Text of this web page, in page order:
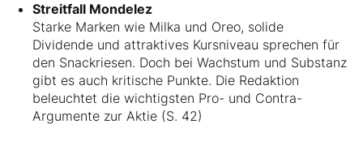
Streitfall Mondelez
Starke Marken wie Milka und Oreo, solide
Dividende und attraktives Kursniveau sprechen für
den Snackriesen. Doch bei Wachstum und Substanz
gibt es auch kritische Punkte. Die Redaktion
beleuchtet die wichtigsten Pro- und Contra-
Argumente zur Aktie (S. 42)